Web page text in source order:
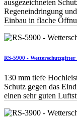
ausgezeichneten
Regeneindringung
Einbau in flache
RS-5900 -
130 mm tiefe
Schutz gegen das
einen sehr guten